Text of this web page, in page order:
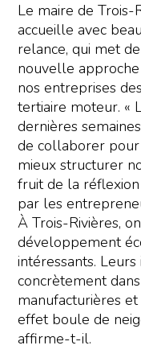
Le maire de Trois-
accueille avec
relance, qui met
nouvelle
nos entreprises
tertiaire moteur. «
dernières
de collaborer
mieux structurer
fruit de la réflexion
par les
À Trois-Rivières,
développement
intéressants.
concrètement
manufacturières
effet boule de
affirme-t-il.